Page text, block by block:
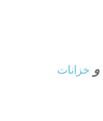
و خزانات